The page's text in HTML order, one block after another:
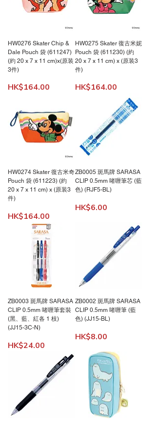
HW0276 Skater Chip &
Dale Pouch 袋 (611247)
(約 20 x 7 x 11 cm)x(原装
3件)
價格
HK$164.00
HW0275 Skater 復古米妮
Pouch 袋 (611230) (約
20 x 7 x 11 cm) x (原装3
件)
價格
HK$164.00
HW0274 Skater 復古米奇
Pouch 袋 (611223) (約
20 x 7 x 11 cm) x (原装3
件)
價格
HK$164.00
ZB0005 斑馬牌 SARASA
CLIP 0.5mm 啫喱筆芯 (藍
色) (RJF5-BL)
價格
HK$6.00
ZB0003 斑馬牌 SARASA
CLIP 0.5mm 啫喱筆套裝
(黑、藍、紅各 1 枝)
(JJ15-3C-N)
價格
HK$24.00
ZB0002 斑馬牌 SARASA
CLIP 0.5mm 啫喱筆 (藍
色) (JJ15-BL)
價格
HK$8.00